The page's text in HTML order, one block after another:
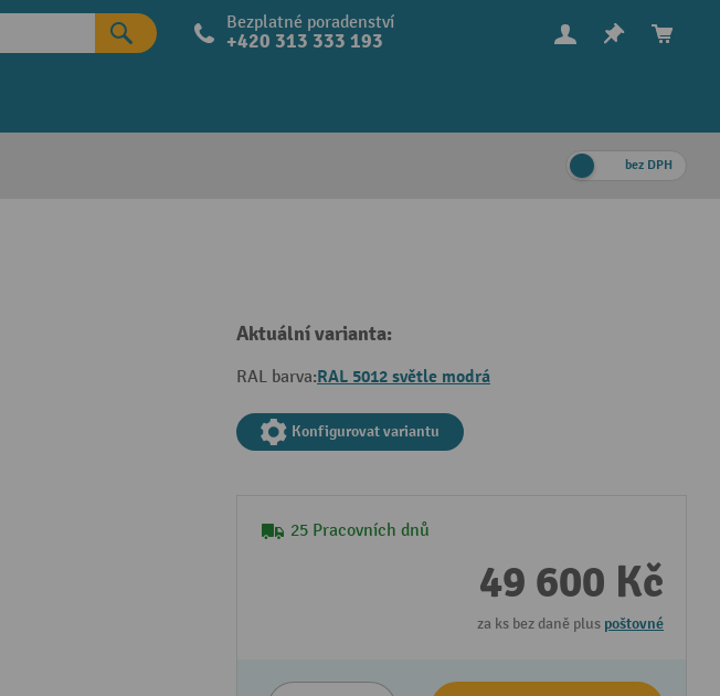
Bezplatné poradenství
+420 313 333 193
bez DPH
Aktuální varianta:
RAL barva:RAL 5012 světle modrá
Konfigurovat variantu
25 Pracovních dnů
49 600 Kč
za ks bez daně plus poštovné